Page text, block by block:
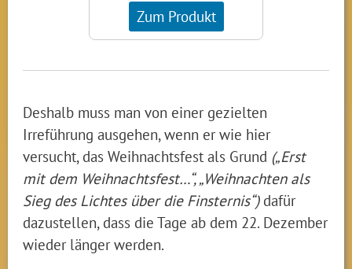
Zum Produkt
Deshalb muss man von einer gezielten
Irreführung ausgehen, wenn er wie hier
versucht, das Weihnachtsfest als Grund („Erst
mit dem Weihnachtsfest…“, „Weihnachten als
Sieg des Lichtes über die Finsternis“)dafür
dazustellen, dass die Tage ab dem 22. Dezember
wieder länger werden.